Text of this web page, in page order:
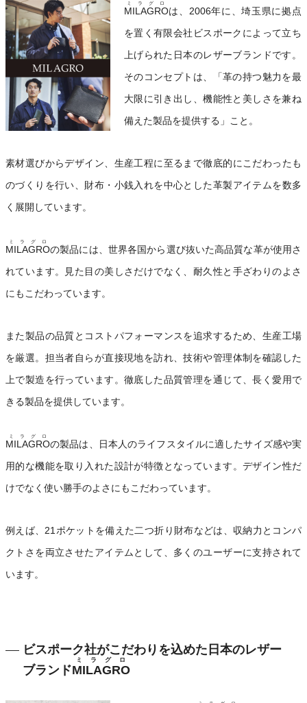
MILAGRO
ミラグロ
は、2006年に、埼玉県に拠点
を置く有限会社ビスポークによって立ち
上げられた日本のレザーブランドです。
そのコンセプトは、「革の持つ魅力を最
大限に引き出し、機能性と美しさを兼ね
備えた製品を提供する」こと。
素材選びからデザイン、生産工程に至るまで徹底的にこだわったも
のづくりを行い、財布・小銭入れを中心とした革製アイテムを数多
く展開しています。
MILAGRO
ミラグロ
の製品には、世界各国から選び抜いた高品質な革が使用さ
れています。見た目の美しさだけでなく、耐久性と手ざわりのよさ
にもこだわっています。
また製品の品質とコストパフォーマンスを追求するため、生産工場
を厳選。担当者自らが直接現地を訪れ、技術や管理体制を確認した
上で製造を行っています。徹底した品質管理を通じて、長く愛用で
きる製品を提供しています。
MILAGRO
ミラグロ
の製品は、日本人のライフスタイルに適したサイズ感や実
用的な機能を取り入れた設計が特徴となっています。デザイン性だ
けでなく使い勝手のよさにもこだわっています。
例えば、21ポケットを備えた二つ折り財布などは、収納力とコンパ
クトさを両立させたアイテムとして、多くのユーザーに支持されて
います。
ビスポーク社がこだわりを込めた日本のレザー
ブランドMILAGRO
ミラグロ